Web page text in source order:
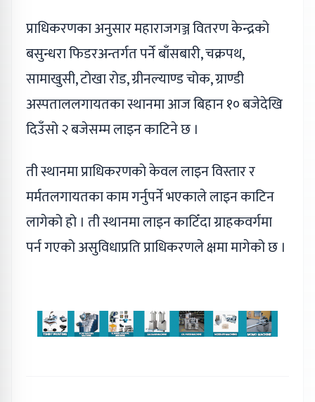
प्राधिकरणका अनुसार महाराजगञ्ज वितरण केन्द्रको
बसुन्धरा फिडरअन्तर्गत पर्ने बाँसबारी, चक्रपथ,
सामाखुसी, टोखा रोड, ग्रीनल्याण्ड चोक, ग्राण्डी
अस्पताललगायतका स्थानमा आज बिहान १० बजेदेखि
दिउँसो २ बजेसम्म लाइन काटिने छ ।
ती स्थानमा प्राधिकरणको केवल लाइन विस्तार र
मर्मतलगायतका काम गर्नुपर्ने भएकाले लाइन काटिन
लागेको हो । ती स्थानमा लाइन काटिँदा ग्राहकवर्गमा
पर्न गएको असुविधाप्रति प्राधिकरणले क्षमा मागेको छ ।